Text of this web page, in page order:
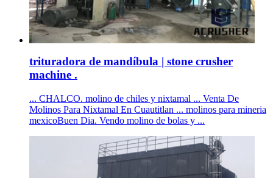
trituradora de mandíbula | stone crusher
machine .
... CHALCO. molino de chiles y nixtamal ... Venta De
Molinos Para Nixtamal En Cuautitlan ... molinos para mineria
mexicoBuen Dia. Vendo molino de bolas y ...